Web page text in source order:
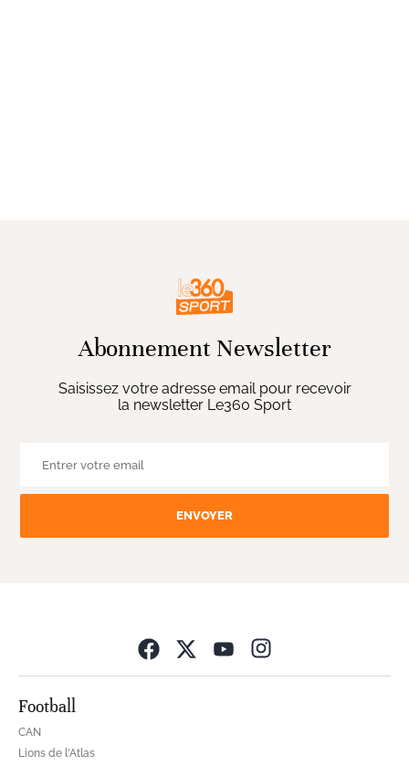
Abonnement Newsletter
Saisissez votre adresse email pour recevoir
la newsletter Le360 Sport
ENVOYER
Football
CAN
Lions de l'Atlas